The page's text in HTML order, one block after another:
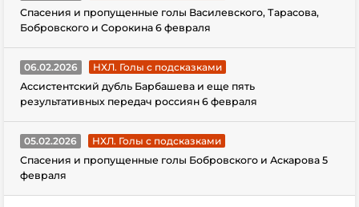
Спасения и пропущенные голы Василевского, Тарасова,
Бобровского и Сорокина 6 февраля
06.02.2026
НХЛ. Голы с подсказками
Ассистентский дубль Барбашева и еще пять
результативных передач россиян 6 февраля
05.02.2026
НХЛ. Голы с подсказками
Спасения и пропущенные голы Бобровского и Аскарова 5
февраля